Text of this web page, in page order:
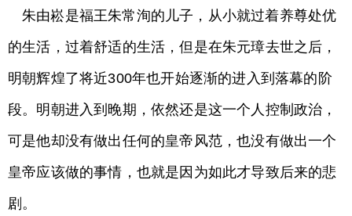
朱由崧是福王朱常洵的儿子，从小就过着养尊处优
的生活，过着舒适的生活，但是在朱元璋去世之后，
明朝辉煌了将近300年也开始逐渐的进入到落幕的阶
段。明朝进入到晚期，依然还是这一个人控制政治，
可是他却没有做出任何的皇帝风范，也没有做出一个
皇帝应该做的事情，也就是因为如此才导致后来的悲
剧。